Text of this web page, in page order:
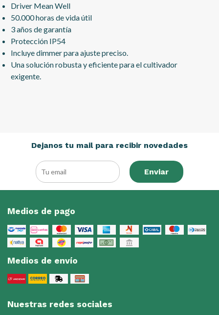
Driver Mean Well
50.000 horas de vida útil
3 años de garantía
Protección IP54
Incluye dimmer para ajuste preciso.
Una solución robusta y eficiente para el cultivador
exigente.
Dejanos tu mail para recibir novedades
Enviar
Medios de pago
Medios de envío
Nuestras redes sociales